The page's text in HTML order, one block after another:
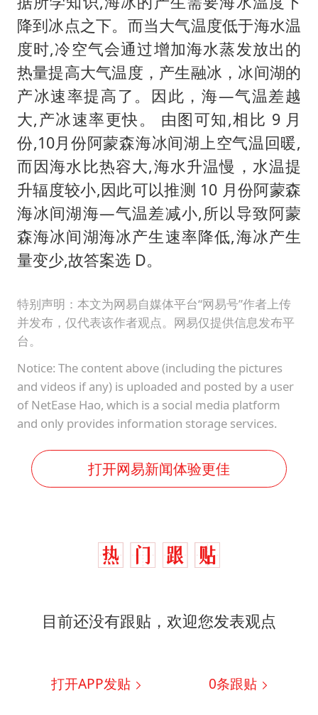
降到冰点之下。而当大气温度低于海水温
度时,冷空气会通过增加海水蒸发放出的
热量提高大气温度，产生融冰，冰间湖的
产冰速率提高了。因此，海—气温差越
大,产冰速率更快。 由图可知,相比 9 月
份,10月份阿蒙森海冰间湖上空气温回暖,
而因海水比热容大,海水升温慢，水温提
升辐度较小,因此可以推测 10 月份阿蒙森
海冰间湖海—气温差减小,所以导致阿蒙
森海冰间湖海冰产生速率降低,海冰产生
量变少,故答案选 D。
特别声明：本文为网易自媒体平台“网易号”作者上传
并发布，仅代表该作者观点。网易仅提供信息发布平
台。
Notice: The content above (including the pictures
and videos if any) is uploaded and posted by a user
of NetEase Hao, which is a social media platform
and only provides information storage services.
打开网易新闻体验更佳
目前还没有跟贴，欢迎您发表观点
打开APP发贴 0条跟贴